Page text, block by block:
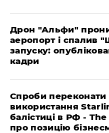
​Дрон "Альфи"
аеропорт і спалив
запуску:
кадри
​Спроби переконати
використання
балістиці в РФ -
про позицію